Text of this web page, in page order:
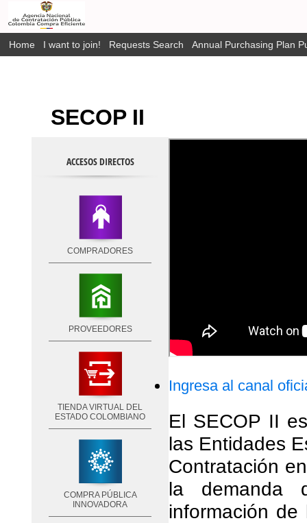
Home I want to join! Requests Search Annual Purchasing Plan
SECOP II
ACCESOS DIRECTOS
COMPRADORES
PROVEEDORES
TIENDA VIRTUAL DEL
ESTADO COLOMBIANO
COMPRA PÚBLICA
INNOVADORA
Ingresa al canal
El SECOP II
las Entidades
Contratación
la demanda
información de